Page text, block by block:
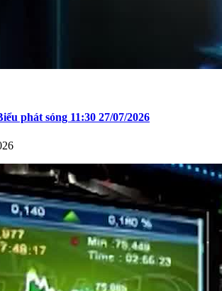
phát sóng 11:30 27/07/2026